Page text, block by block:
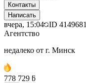
Контакты
Написать
вчера, 15:04 ID 4149681
Агентство
недалеко от г. Минск
778 729 ƃ